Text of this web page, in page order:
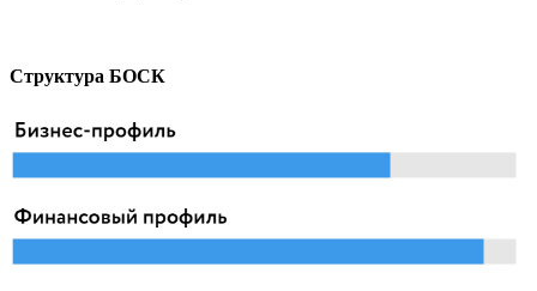
Структура БОСК